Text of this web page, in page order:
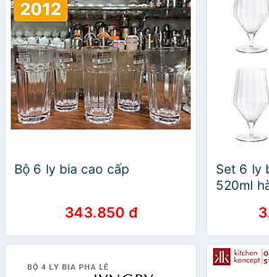
Bộ 6 ly bia cao cấp
343.850 đ
Set 6 ly
520ml